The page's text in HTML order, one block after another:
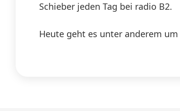
Schieber jeden Tag bei radio B2.
Heute geht es unter anderem